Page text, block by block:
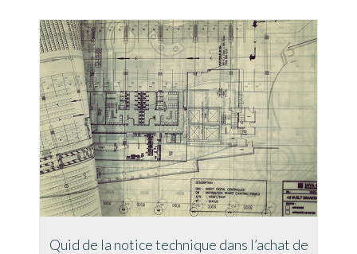
Quid de la notice technique dans l’achat de